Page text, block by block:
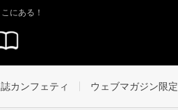
にある！
カンフェティ ウェブマガジン限定